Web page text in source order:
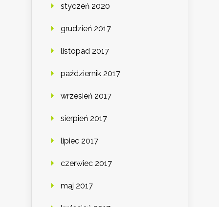
styczeń 2020
grudzień 2017
listopad 2017
październik 2017
wrzesień 2017
sierpień 2017
lipiec 2017
czerwiec 2017
maj 2017